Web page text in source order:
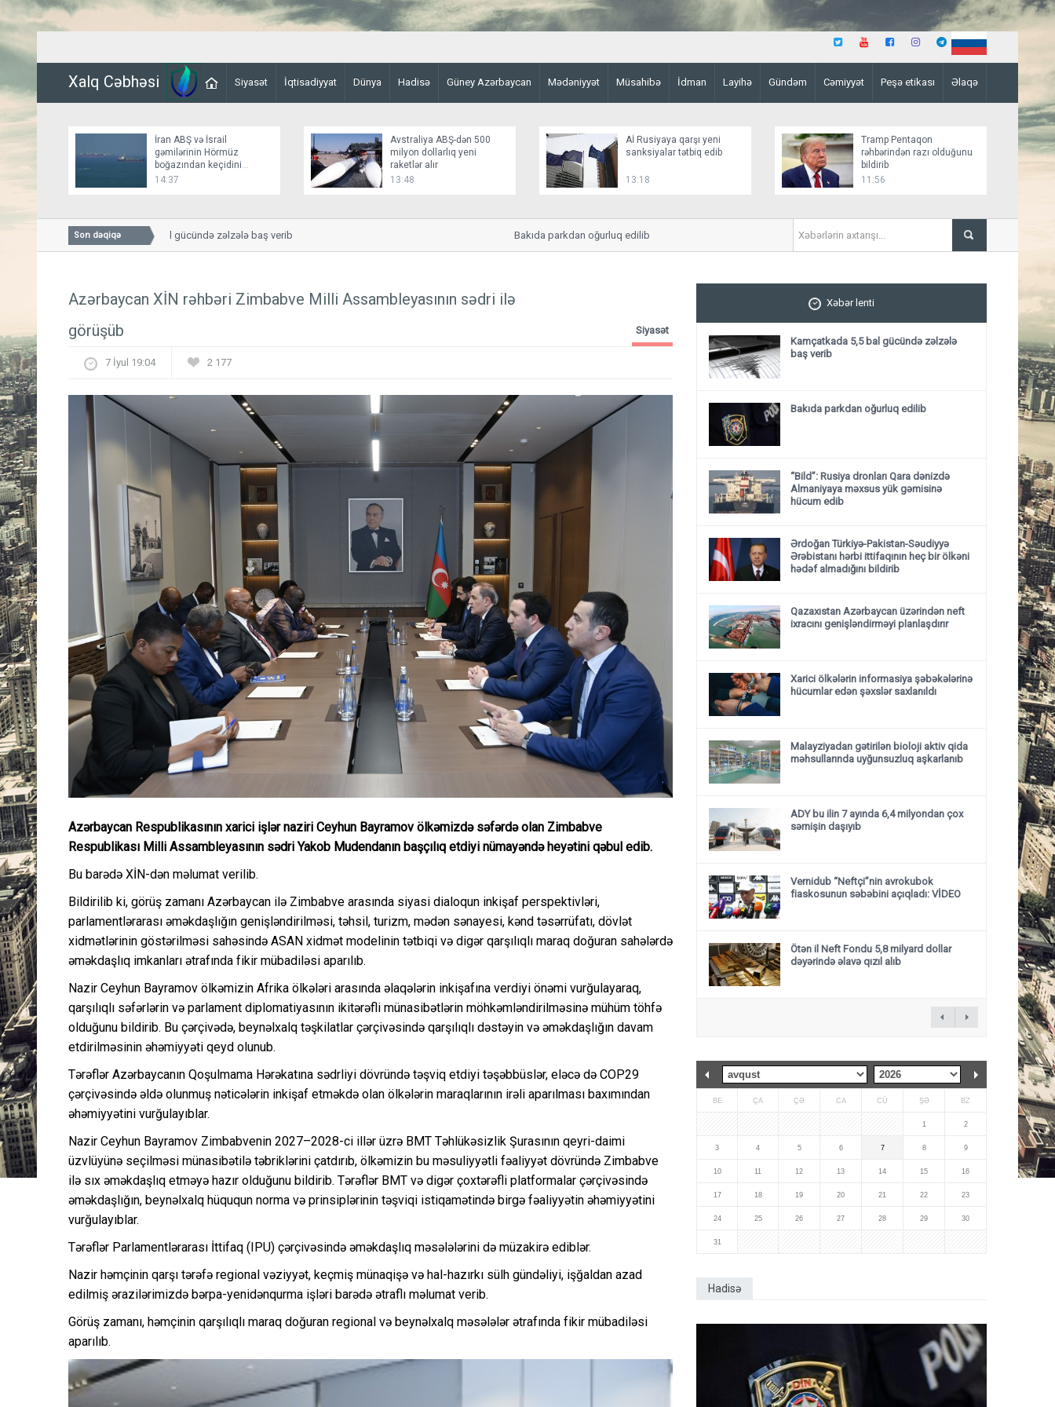
Xalq Cəbhəsi Siyasət İqtisadiyyat Dünya Hadisə Güney Azərbaycan Mədəniyyət Müsahibə İdman Layihə Gündəm Cəmiyyət Peşə etikası Əlaqə
İran ABŞ və İsrail
gəmilərinin Hörmüz
boğazından keçidini
bağlayır
14:37
Avstraliya ABŞ-dən 500
milyon dollarlıq yeni
raketlər alır
13:48
Aİ Rusiyaya qarşı yeni
sanksiyalar tətbiq edib
13:18
Tramp Pentaqon
rəhbərindən razı olduğunu
bildirib
11:56
Son dəqiqə
Kamçatkada 5,5 bal gücündə zəlzələ baş verib Bakıda parkdan oğurluq edilib “Bild”: Rusiya dronları
Azərbaycan XİN rəhbəri Zimbabve Milli Assambleyasının sədri ilə
görüşüb
Siyasət
7 İyul 19:04 2 177
Azərbaycan Respublikasının xarici işlər naziri Ceyhun Bayramov ölkəmizdə səfərdə olan Zimbabve
Respublikası Milli Assambleyasının sədri Yakob Mudendanın başçılıq etdiyi nümayəndə heyətini qəbul edib.
Bu barədə XİN-dən məlumat verilib.
Bildirilib ki, görüş zamanı Azərbaycan ilə Zimbabve arasında siyasi dialoqun inkişaf perspektivləri,
parlamentlərarası əməkdaşlığın genişləndirilməsi, təhsil, turizm, mədən sənayesi, kənd təsərrüfatı, dövlət
xidmətlərinin göstərilməsi sahəsində ASAN xidmət modelinin tətbiqi və digər qarşılıqlı maraq doğuran sahələrdə
əməkdaşlıq imkanları ətrafında fikir mübadiləsi aparılıb.
Nazir Ceyhun Bayramov ölkəmizin Afrika ölkələri arasında əlaqələrin inkişafına verdiyi önəmi vurğulayaraq,
qarşılıqlı səfərlərin və parlament diplomatiyasının ikitərəfli münasibətlərin möhkəmləndirilməsinə mühüm töhfə
olduğunu bildirib. Bu çərçivədə, beynəlxalq təşkilatlar çərçivəsində qarşılıqlı dəstəyin və əməkdaşlığın davam
etdirilməsinin əhəmiyyəti qeyd olunub.
Tərəflər Azərbaycanın Qoşulmama Hərəkatına sədrliyi dövründə təşviq etdiyi təşəbbüslər, eləcə də COP29
çərçivəsində əldə olunmuş nəticələrin inkişaf etməkdə olan ölkələrin maraqlarının irəli aparılması baxımından
əhəmiyyətini vurğulayıblar.
Nazir Ceyhun Bayramov Zimbabvenin 2027–2028-ci illər üzrə BMT Təhlükəsizlik Şurasının qeyri-daimi
üzvlüyünə seçilməsi münasibətilə təbriklərini çatdırıb, ölkəmizin bu məsuliyyətli fəaliyyət dövründə Zimbabve
ilə sıx əməkdaşlıq etməyə hazır olduğunu bildirib. Tərəflər BMT və digər çoxtərəfli platformalar çərçivəsində
əməkdaşlığın, beynəlxalq hüququn norma və prinsiplərinin təşviqi istiqamətində birgə fəaliyyətin əhəmiyyətini
vurğulayıblar.
Tərəflər Parlamentlərarası İttifaq (IPU) çərçivəsində əməkdaşlıq məsələlərini də müzakirə ediblər.
Nazir həmçinin qarşı tərəfə regional vəziyyət, keçmiş münaqişə və hal-hazırkı sülh gündəliyi, işğaldan azad
edilmiş ərazilərimizdə bərpa-yenidənqurma işləri barədə ətraflı məlumat verib.
Görüş zamanı, həmçinin qarşılıqlı maraq doğuran regional və beynəlxalq məsələlər ətrafında fikir mübadiləsi
aparılıb.
Xəbər lenti
Kamçatkada 5,5 bal gücündə zəlzələ
baş verib
Bakıda parkdan oğurluq edilib
“Bild”: Rusiya dronları Qara dənizdə
Almaniyaya məxsus yük gəmisinə
hücum edib
Ərdoğan Türkiyə-Pakistan-Səudiyyə
Ərəbistanı hərbi ittifaqının heç bir ölkəni
hədəf almadığını bildirib
Qazaxıstan Azərbaycan üzərindən neft
ixracını genişləndirməyi planlaşdırır
Xarici ölkələrin informasiya şəbəkələrinə
hücumlar edən şəxslər saxlanıldı
Malayziyadan gətirilən bioloji aktiv qida
məhsullarında uyğunsuzluq aşkarlanıb
ADY bu ilin 7 ayında 6,4 milyondan çox
sərnişin daşıyıb
Vernidub “Neftçi”nin avrokubok
fiaskosunun səbəbini açıqladı: VİDEO
Ötən il Neft Fondu 5,8 milyard dollar
dəyərində əlavə qızıl alıb
BE ÇA ÇƏ CA CÜ ŞƏ BZ
1 2
3 4 5 6 7 8 9
10 11 12 13 14 15 16
17 18 19 20 21 22 23
24 25 26 27 28 29 30
31
Hadisə